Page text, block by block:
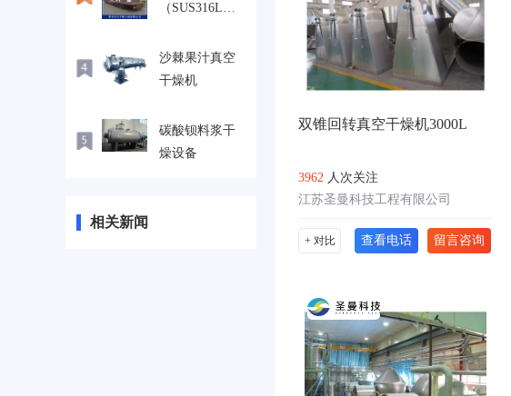
（SUS316L）
机
沙棘果汁真空
干燥机
碳酸钡料浆干
燥设备
相关新闻
​双锥回转真空干燥机3000L
3962 人次关注
江苏圣曼科技工程有限公司
+ 对比 查看电话 留言咨询